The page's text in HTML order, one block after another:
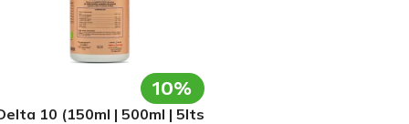
10%
10 (150ml | 500ml | 5lts